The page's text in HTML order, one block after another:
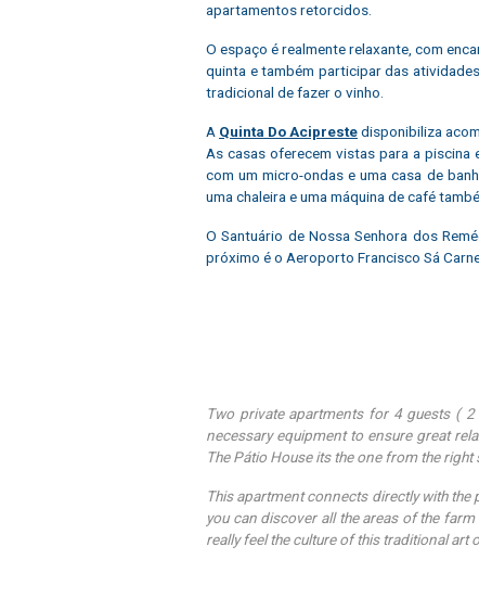
apartamentos retorcidos.
O espaço é realmente relaxante, com
quinta e também participar das
tradicional de fazer o vinho.
A Quinta Do Aciprestedisponibiliza
As casas oferecem vistas para a piscina
com um micro-ondas e uma casa de
uma chaleira e uma máquina de café
O Santuário de Nossa Senhora dos
próximo é o Aeroporto Francisco Sá
Two private apartments for 4 guests (
necessary equipment to ensure great
The Pátio House its the one from the
This apartment connects directly with
you can discover all the areas of the
really feel the culture of this traditional